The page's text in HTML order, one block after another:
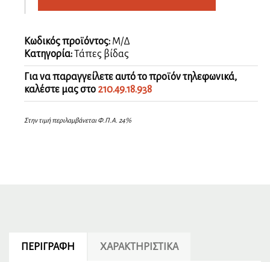
Κωδικός προϊόντος: Μ/Δ
Κατηγορία:Τάπες βίδας
Για να παραγγείλετε αυτό το προϊόν τηλεφωνικά,
καλέστε μας στο 210.49.18.938
Στην τιμή περιλαμβάνεται Φ.Π.Α. 24%
ΠΕΡΙΓΡΑΦΉ ΧΑΡΑΚΤΗΡΙΣΤΙΚΆ